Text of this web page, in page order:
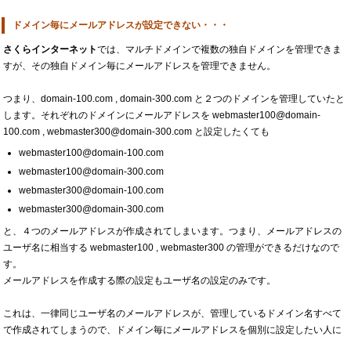
ドメイン毎にメールアドレスが設定できない・・・
さくらインターネットでは、マルチドメインで複数の独自ドメインを管理できま
すが、その独自ドメイン毎にメールアドレスを管理できません。
つまり、domain-100.com , domain-300.com と２つのドメインを管理していたと
します。それぞれのドメインにメールアドレスを webmaster100@domain-
100.com , webmaster300@domain-300.com と設定したくても
webmaster100@domain-100.com
webmaster100@domain-300.com
webmaster300@domain-100.com
webmaster300@domain-300.com
と、４つのメールアドレスが作成されてしまいます。つまり、メールアドレスの
ユーザ名に相当する webmaster100 , webmaster300 の管理ができるだけなので
す。
メールアドレスを作成する際の設定もユーザ名の設定のみです。
これは、一律同じユーザ名のメールアドレスが、管理しているドメイン名すべて
で作成されてしまうので、ドメイン毎にメールアドレスを個別に設定したい人に